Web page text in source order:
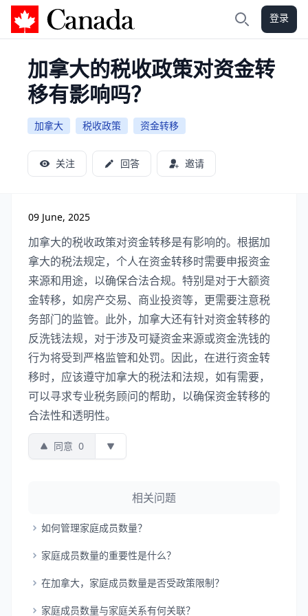
加拿大攻略 登录
加拿大的税收政策对资金转
移有影响吗？
加拿大 税收政策 资金转移
关注 回答 邀请
09 June, 2025
加拿大的税收政策对资金转移是有影响的。根据加
拿大的税法规定，个人在资金转移时需要申报资金
来源和用途，以确保合法合规。特别是对于大额资
金转移，如房产交易、商业投资等，更需要注意税
务部门的监管。此外，加拿大还有针对资金转移的
反洗钱法规，对于涉及可疑资金来源或资金洗钱的
行为将受到严格监管和处罚。因此，在进行资金转
移时，应该遵守加拿大的税法和法规，如有需要，
可以寻求专业税务顾问的帮助，以确保资金转移的
合法性和透明性。
同意 0
相关问题
如何管理家庭成员数量？
家庭成员数量的重要性是什么？
在加拿大，家庭成员数量是否受政策限制？
家庭成员数量与家庭关系有何关联？